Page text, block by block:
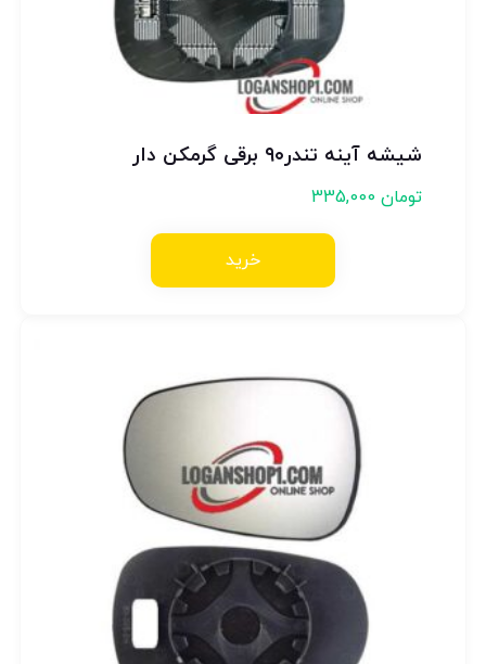
شیشه آینه تندر۹۰ برقی گرمکن دار
تومان335,000
خرید